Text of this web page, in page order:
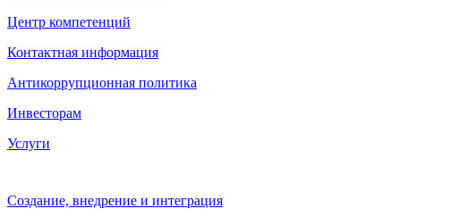
Центр компетенций
Контактная информация
Антикоррупционная политика
Инвесторам
Услуги
Создание, внедрение и интеграция